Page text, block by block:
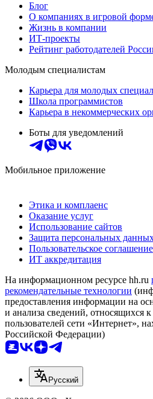
Блог
О компаниях в игровой
Жизнь в компании
ИТ-проекты
Рейтинг работодателей
Молодым специалистам
Карьера для молодых
Школа программистов
Карьера в некоммерческих
Боты для уведомлений
Мобильное приложение
Этика и комплаенс
Оказание услуг
Использование сайтов
Защита персональных
Пользовательское соглашение
ИТ аккредитация
На информационном ресурсе hh.ru
рекомендательные технологии
предоставления информации на
и анализа сведений, относящихся
пользователей сети «Интернет»,
Российской Федерации)
Русский